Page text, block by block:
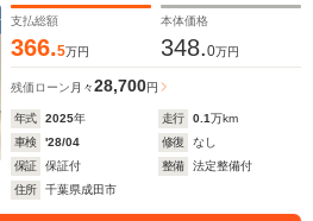
支払総額
366.5万円
本体価格
348.0万円
残価ローン 月々28,700円
年式 2025年 走行 0.1万km
車検
'28/04 修復
なし
保証
保証付 整備
法定整備付
住所
千葉県成田市